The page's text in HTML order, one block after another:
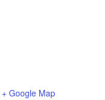
+ Google Map